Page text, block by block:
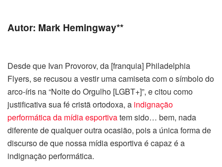
Autor: Mark Hemingway**
Desde que Ivan Provorov, da [franquia] Philadelphia
Flyers, se recusou a vestir uma camiseta com o símbolo do
arco-íris na “Noite do Orgulho [LGBT+]”, e citou como
justificativa sua fé cristã ortodoxa, a indignação
performática da mídia esportivatem sido… bem, nada
diferente de qualquer outra ocasião, pois a única forma de
discurso de que nossa mídia esportiva é capaz é a
indignação performática.